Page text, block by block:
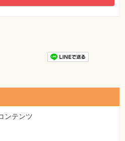
", "How many charactors?", 0,
ンテンツ